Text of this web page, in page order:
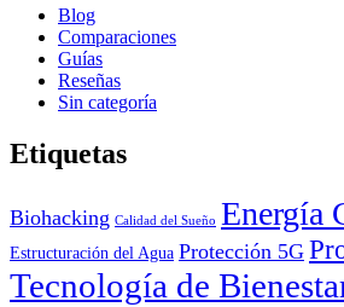
Blog
Comparaciones
Guías
Reseñas
Sin categoría
Etiquetas
Biohacking Calidad del Sueño Energía
Estructuración del Agua Protección 5G
Tecnología de